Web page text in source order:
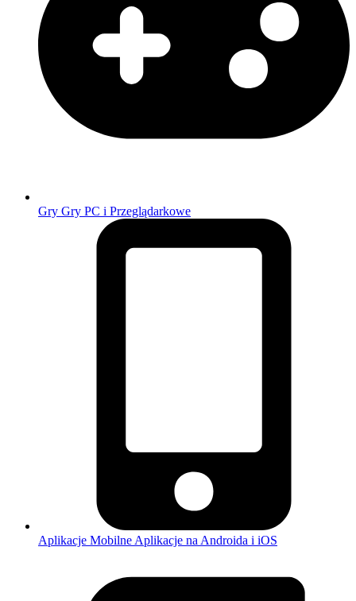
Gry Gry PC i Przeglądarkowe
Aplikacje Mobilne Aplikacje na Androida i iOS